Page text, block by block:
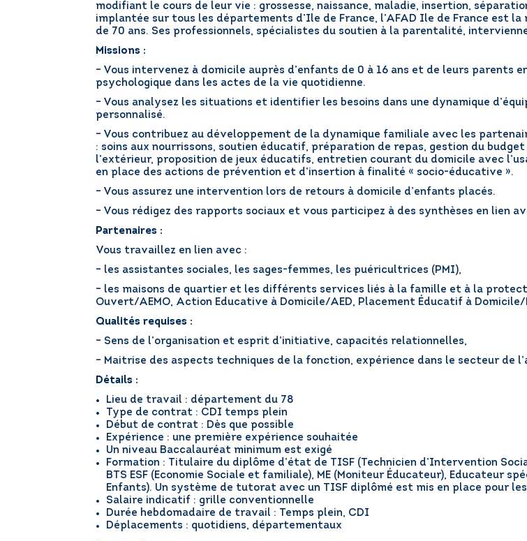
modifiant le cours de leur vie : grossesse, naissance, maladie, insertion,
implantée sur tous les départements d’Ile de France, l’AFAD Ile de France est
de 70 ans. Ses professionnels, spécialistes du soutien à la parentalité,
Missions :
– Vous intervenez à domicile auprès d’enfants de 0 à 16 ans et de leurs
psychologique dans les actes de la vie quotidienne.
– Vous analysez les situations et identifier les besoins dans une dynamique
personnalisé.
– Vous contribuez au développement de la dynamique familiale avec les
: soins aux nourrissons, soutien éducatif, préparation de repas, gestion du
l’extérieur, proposition de jeux éducatifs, entretien courant du domicile avec
en place des actions de prévention et d’insertion à finalité « socio-éducative ».
– Vous assurez une intervention lors de retours à domicile d’enfants placés.
– Vous rédigez des rapports sociaux et vous participez à des synthèses en lien
Partenaires :
Vous travaillez en lien avec :
– les assistantes sociales, les sages-femmes, les puéricultrices (PMI),
– les maisons de quartier et les différents services liés à la famille et à la
Ouvert/AEMO, Action Educative à Domicile/AED, Placement Éducatif à Domicile/
Qualités requises :
– Sens de l’organisation et esprit d’initiative, capacités relationnelles,
– Maitrise des aspects techniques de la fonction, expérience dans le secteur de
Détails :
Lieu de travail : département du 78
Type de contrat : CDI temps plein
Début de contrat : Dès que possible
Expérience : une première expérience souhaitée
Un niveau Baccalauréat minimum est exigé
Formation : Titulaire du diplôme d’état de TISF (Technicien d’Intervention
BTS ESF (Economie Sociale et familiale), ME (Moniteur Éducateur), Educateur
Enfants). Un système de tutorat avec un TISF diplômé est mis en place pour
Salaire indicatif : grille conventionnelle
Durée hebdomadaire de travail : Temps plein, CDI
Déplacements : quotidiens, départementaux